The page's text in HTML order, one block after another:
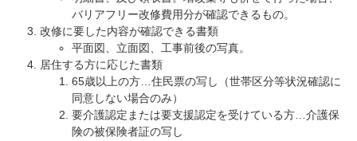
バリアフリー改修費用分が確認できるもの。
改修に要した内容が確認できる書類
平面図、立面図、工事前後の写真。
居住する方に応じた書類
65歳以上の方…住民票の写し（世帯区分等状況確認に
同意しない場合のみ）
要介護認定または要支援認定を受けている方…介護保
険の被保険者証の写し